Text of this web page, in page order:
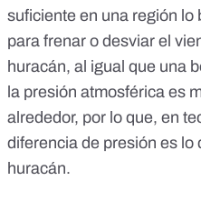
suficiente en una región
para frenar o desviar el
huracán, al igual que una
la presión atmosférica es
alrededor, por lo que, en
diferencia de presión es lo
huracán.